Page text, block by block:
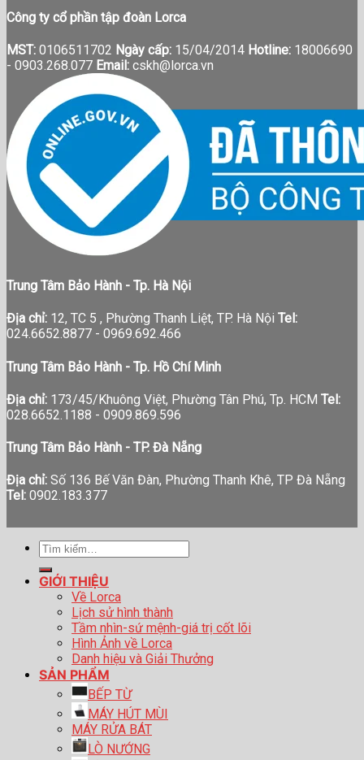
Công ty cổ phần tập đoàn Lorca
MST: 0106511702 Ngày cấp: 15/04/2014 Hotline: 18006690
- 0903.268.077 Email: cskh@lorca.vn
Trung Tâm Bảo Hành - Tp. Hà Nội
Địa chỉ: 12, TC 5 , Phường Thanh Liệt, TP. Hà Nội Tel:
024.6652.8877 - 0969.692.466
Trung Tâm Bảo Hành - Tp. Hồ Chí Minh
Địa chỉ: 173/45/Khuông Việt, Phường Tân Phú, Tp. HCM Tel:
028.6652.1188 - 0909.869.596
Trung Tâm Bảo Hành - TP. Đà Nẵng
Địa chỉ: Số 136 Bế Văn Đàn, Phường Thanh Khê, TP Đà Nẵng
Tel: 0902.183.377
Tìm
GIỚI THIỆU
Về Lorca
Lịch sử hình thành
Tầm nhìn-sứ mệnh-giá trị cốt lõi
Hình Ảnh về Lorca
Danh hiệu và Giải Thưởng
SẢN PHẨM
BẾP TỪ
MÁY HÚT MÙI
MÁY RỬA BÁT
LÒ NƯỚNG